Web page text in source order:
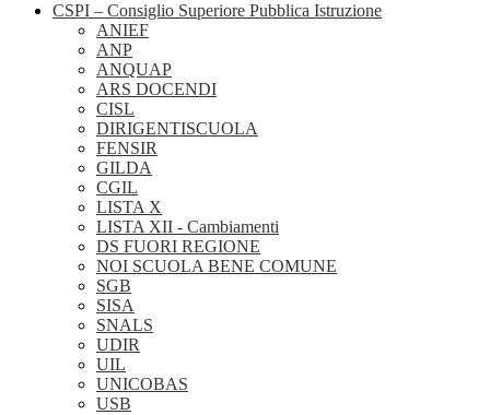
CSPI – Consiglio Superiore Pubblica Istruzione
ANIEF
ANP
ANQUAP
ARS DOCENDI
CISL
DIRIGENTISCUOLA
FENSIR
GILDA
CGIL
LISTA X
LISTA XII - Cambiamenti
DS FUORI REGIONE
NOI SCUOLA BENE COMUNE
SGB
SISA
SNALS
UDIR
UIL
UNICOBAS
USB